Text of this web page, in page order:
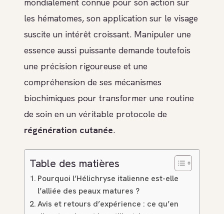
mondialement connue pour son action sur
les hématomes, son application sur le visage
suscite un intérêt croissant. Manipuler une
essence aussi puissante demande toutefois
une précision rigoureuse et une
compréhension de ses mécanismes
biochimiques pour transformer une routine
de soin en un véritable protocole de
régénération cutanée.
Table des matières
Pourquoi l’Hélichryse italienne est-elle
l’alliée des peaux matures ?
Avis et retours d’expérience : ce qu’en